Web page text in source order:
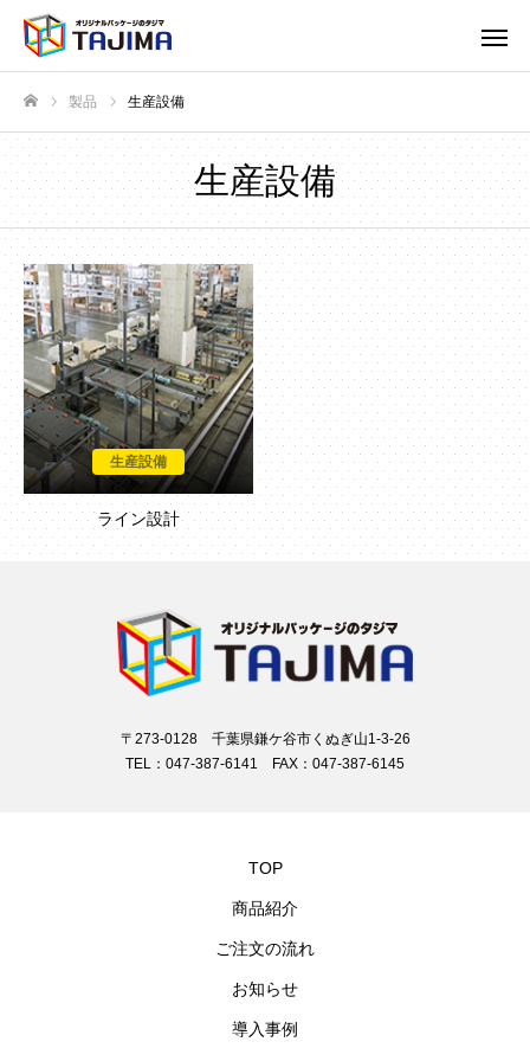
製品 生産設備
生産設備
生産設備
ライン設計
〒273-0128 千葉県鎌ケ谷市くぬぎ山1-3-26
TEL：047-387-6141 FAX：047-387-6145
TOP
商品紹介
ご注文の流れ
お知らせ
導入事例